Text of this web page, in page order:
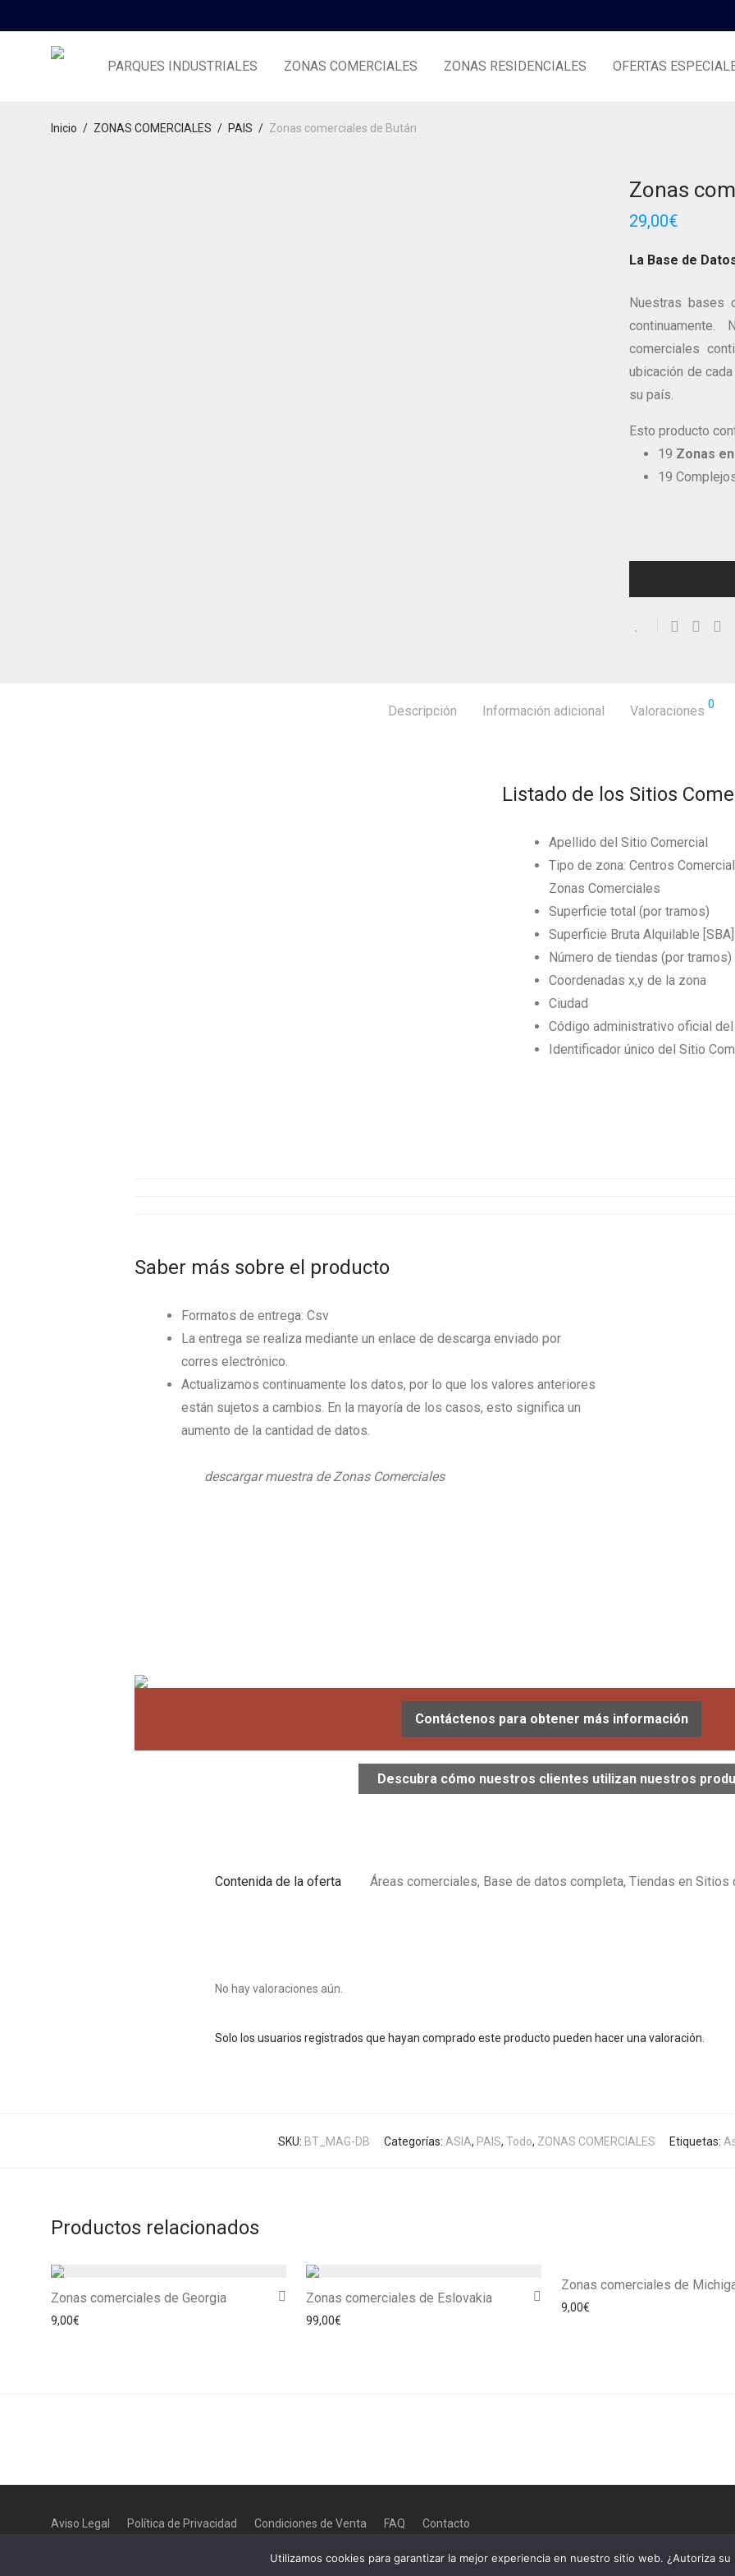
PARQUES INDUSTRIALES ZONAS COMERCIALES ZONAS RESIDENCIALES OFERTAS
Inicio / ZONAS COMERCIALES / PAIS / Zonas comerciales de Bután
Zonas
29,00€
La Base de
Nuestras bases
comerciales
ubicación de
su país.
Esto producto
19 Zonas
19
Descripción Información adicional Valoraciones 0
Listado de los Sitios
Apellido del Sitio Comercial
Tipo de zona: Centros
Zonas Comerciales
Superficie total (por tramos)
Superficie Bruta Alquilable
Número de tiendas (por tramos)
Coordenadas x,y de la zona
Ciudad
Código administrativo oficial
Identificador único del Sitio
Saber más sobre el producto
Formatos de entrega: Csv
La entrega se realiza mediante un enlace de descarga enviado por
corres electrónico.
Actualizamos continuamente los datos, por lo que los valores anteriores
están sujetos a cambios. En la mayoría de los casos, esto significa un
aumento de la cantidad de datos.
descargar muestra de Zonas Comerciales
Contáctenos para obtener más información
Descubra cómo nuestros clientes utilizan nuestros
Contenida de la oferta Áreas comerciales, Base de datos completa, Tiendas en Sitios
No hay valoraciones aún.
Solo los usuarios registrados que hayan comprado este producto pueden hacer una valoración.
SKU: BT_MAG-DB Categorías: ASIA, PAIS, Todo, ZONAS COMERCIALES Etiquetas:
Productos relacionados
Zonas comerciales de Georgia
9,00€
Zonas comerciales de Eslovakia
99,00€
Zonas comerciales de
9,00€
Aviso Legal Política de Privacidad Condiciones de Venta FAQ
Contacto
Utilizamos cookies para garantizar la mejor experiencia en nuestro sitio web. ¿Autoriza su